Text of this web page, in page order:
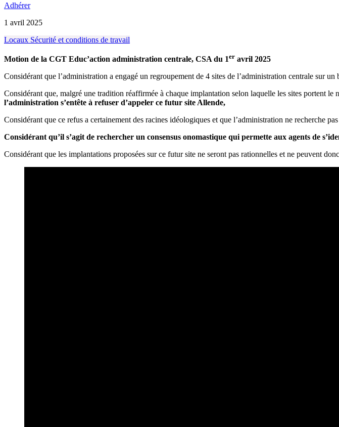
Adhérer
1 avril 2025
Locaux Sécurité et conditions de travail
Motion de la CGT Educ’action administration centrale, CSA du 1er avril 2025
Considérant que l’administration a engagé un regroupement de 4 sites de l’administration centrale sur
Considérant que, malgré une tradition réaffirmée à chaque implantation selon laquelle les sites portent
l’administration s’entête à refuser d’appeler ce futur site Allende,
Considérant que ce refus a certainement des racines idéologiques et que l’administration ne recherche
Considérant qu’il s’agit de rechercher un consensus onomastique qui permette aux agents de
Considérant que les implantations proposées sur ce futur site ne seront pas rationnelles et ne peuvent